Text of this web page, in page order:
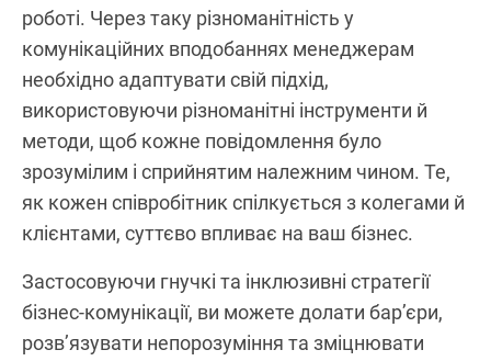
роботі. Через таку різноманітність у
комунікаційних вподобаннях менеджерам
необхідно адаптувати свій підхід,
використовуючи різноманітні інструменти й
методи, щоб кожне повідомлення було
зрозумілим і сприйнятим належним чином. Те,
як кожен співробітник спілкується з колегами й
клієнтами, суттєво впливає на ваш бізнес.
Застосовуючи гнучкі та інклюзивні стратегії
бізнес-комунікації, ви можете долати бар’єри,
розв’язувати непорозуміння та зміцнювати